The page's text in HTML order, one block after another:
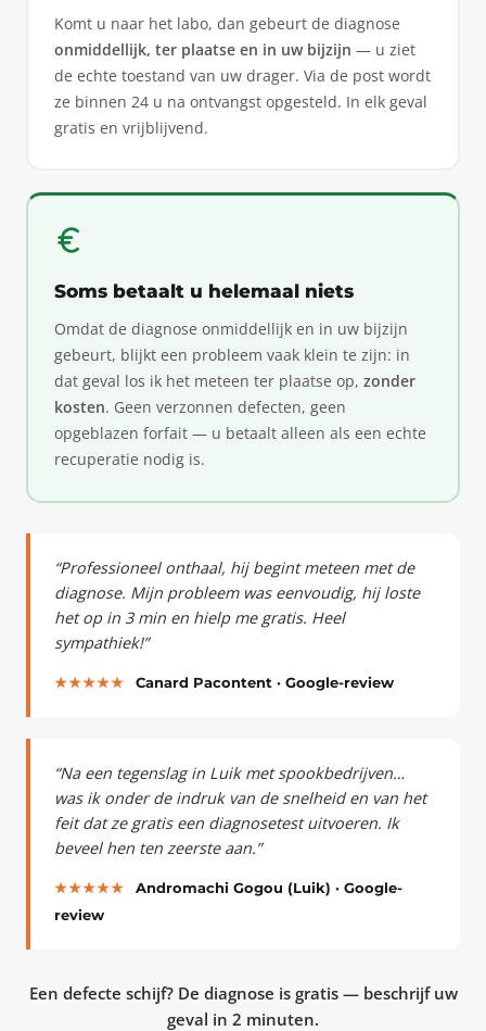
Komt u naar het labo, dan gebeurt de diagnose
onmiddellijk, ter plaatse en in uw bijzijn — u ziet
de echte toestand van uw drager. Via de post wordt
ze binnen 24 u na ontvangst opgesteld. In elk geval
gratis en vrijblijvend.
Soms betaalt u helemaal niets
Omdat de diagnose onmiddellijk en in uw bijzijn
gebeurt, blijkt een probleem vaak klein te zijn: in
dat geval los ik het meteen ter plaatse op, zonder
kosten. Geen verzonnen defecten, geen
opgeblazen forfait — u betaalt alleen als een echte
recuperatie nodig is.
“Professioneel onthaal, hij begint meteen met de
diagnose. Mijn probleem was eenvoudig, hij loste
het op in 3 min en hielp me gratis. Heel
sympathiek!”
★★★★★ Canard Pacontent · Google-review
“Na een tegenslag in Luik met spookbedrijven…
was ik onder de indruk van de snelheid en van het
feit dat ze gratis een diagnosetest uitvoeren. Ik
beveel hen ten zeerste aan.”
★★★★★
Andromachi Gogou (Luik) · Google-
review
Een defecte schijf? De diagnose is gratis — beschrijf uw
geval in 2 minuten.